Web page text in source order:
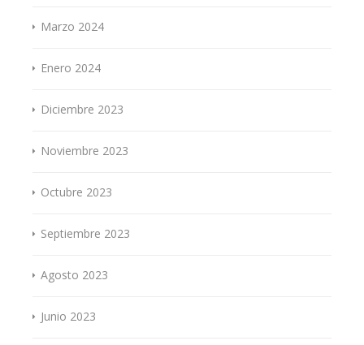
Marzo 2024
Enero 2024
Diciembre 2023
Noviembre 2023
Octubre 2023
Septiembre 2023
Agosto 2023
Junio 2023